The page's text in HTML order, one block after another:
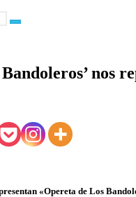
Buscar
nos
«Opereta de Los